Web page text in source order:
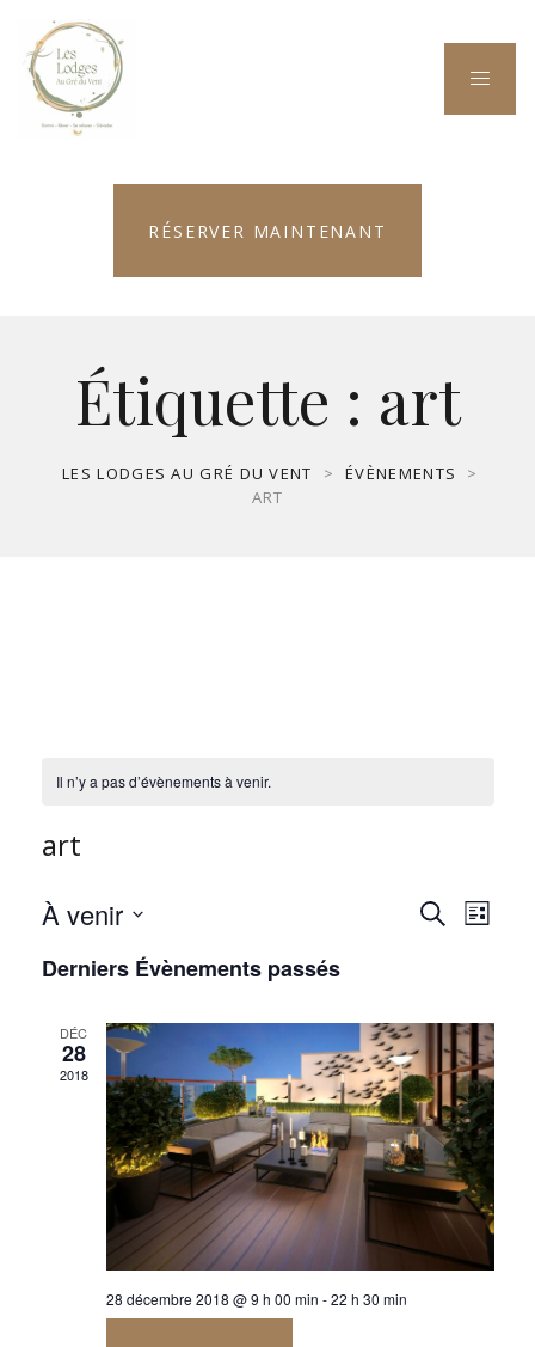
RÉSERVER MAINTENANT
Étiquette : art
LES LODGES AU GRÉ DU VENT > ÉVÈNEMENTS
>
ART
Il n’y a pas d’évènements à venir.
art
de
vues
Recherche
Liste
À venir
une
Derniers Évènements passés
DÉC
28
2018
28 décembre 2018 @ 9 h 00 min -22 h 30 min